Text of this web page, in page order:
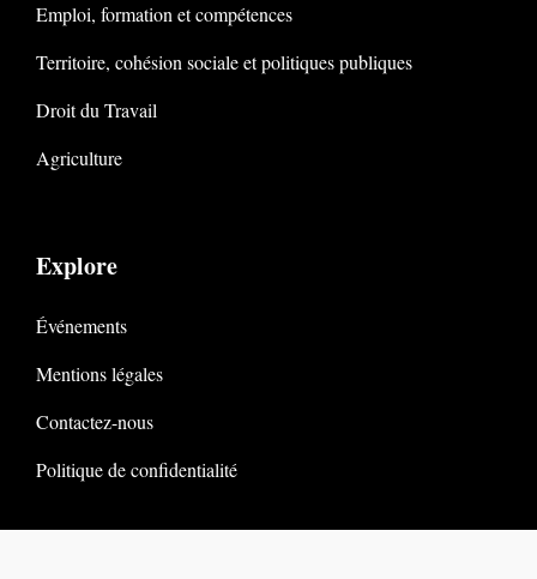
Emploi, formation et compétences
Territoire, cohésion sociale et politiques publiques
Droit du Travail
Agriculture
Explore
Événements
Mentions légales
Contactez-nous
Politique de confidentialité